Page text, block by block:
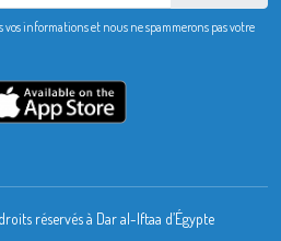
informations et nous ne spammerons pas votre
réservés à Dar al-Iftaa d’Égypte